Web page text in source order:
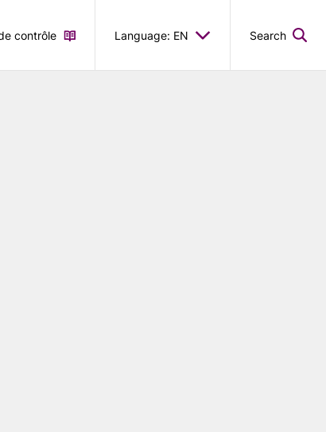
contrôle Language: EN Search